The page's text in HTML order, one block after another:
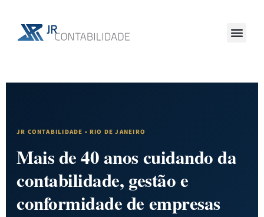
JR CONTABILIDADE • RIO DE JANEIRO
Mais de 40 anos cuidando da
contabilidade, gestão e
conformidade de empresas